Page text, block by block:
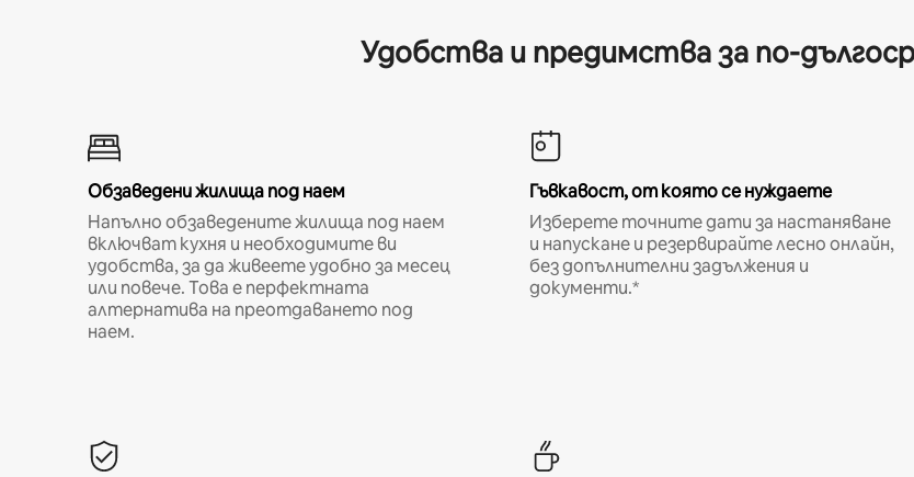
Удобства и предимства за по-
Обзаведени жилища под наем
Напълно обзаведените жилища под наем
включват кухня и необходимите ви
удобства, за да живеете удобно за месец
или повече. Това е перфектната
алтернатива на преотдаването под
наем.
Гъвкавост, от която се нуждаете
Изберете точните дати за настаняване
и напускане и резервирайте лесно онлайн,
без допълнителни задължения и
документи.*